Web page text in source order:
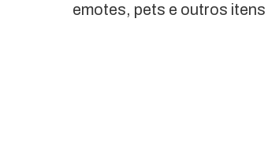
emotes, pets e outros